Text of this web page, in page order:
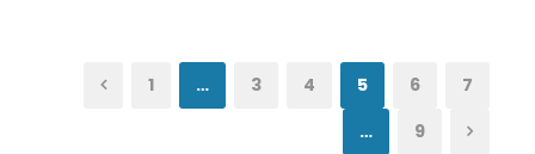
1 … 3 4 5 6
7
…
9